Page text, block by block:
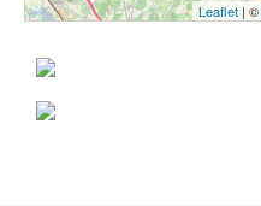
Leaflet | ©